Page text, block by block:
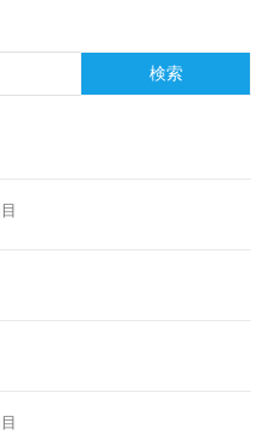
検索